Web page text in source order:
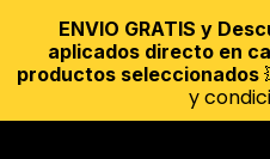
ENVIO GRATIS y
aplicados directo en
productos seleccionados
y